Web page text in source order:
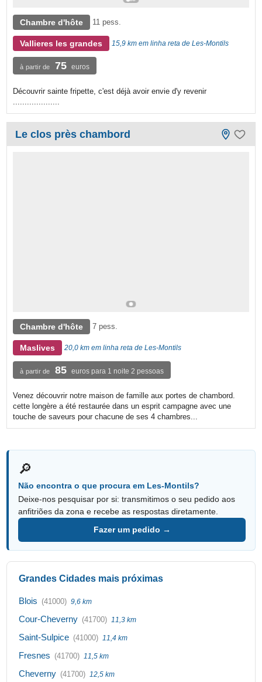
Chambre d'hôte 11 pess.
Vallieres les grandes 15,9 km em linha reta de Les-Montils
à partir de 75 euros
Découvrir sainte fripette, c'est déjà avoir envie d'y revenir
Le clos près chambord
Chambre d'hôte 7 pess.
Maslives 20,0 km em linha reta de Les-Montils
à partir de 85 euros para 1 noite 2 pessoas
Venez découvrir notre maison de famille aux portes de chambord.
cette longère a été restaurée dans un esprit campagne avec une
touche de saveurs pour chacune de ses 4 chambres...
🔎
Não encontra o que procura em Les-Montils?
Deixe-nos pesquisar por si: transmitimos o seu pedido aos
anfitriões da zona e recebe as respostas diretamente.
Fazer um pedido →
Grandes Cidades mais próximas
Blois (41000) 9,6 km
Cour-Cheverny (41700) 11,3 km
Saint-Sulpice (41000) 11,4 km
Fresnes (41700) 11,5 km
Cheverny (41700) 12,5 km